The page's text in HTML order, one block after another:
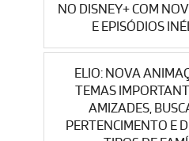
NO DISNEY+ COM
E EPISÓDIOS
ELIO: NOVA
TEMAS
AMIZADES,
PERTENCIMENTO E